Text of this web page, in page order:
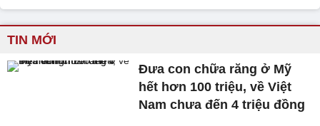
TIN MỚI
Đưa con chữa răng ở Mỹ
hết hơn 100 triệu, về Việt
Nam chưa đến 4 triệu đồng